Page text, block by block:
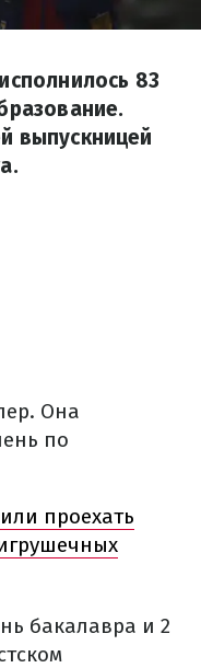
83
выпускницей
Она
по
проехать
бакалавра и 2